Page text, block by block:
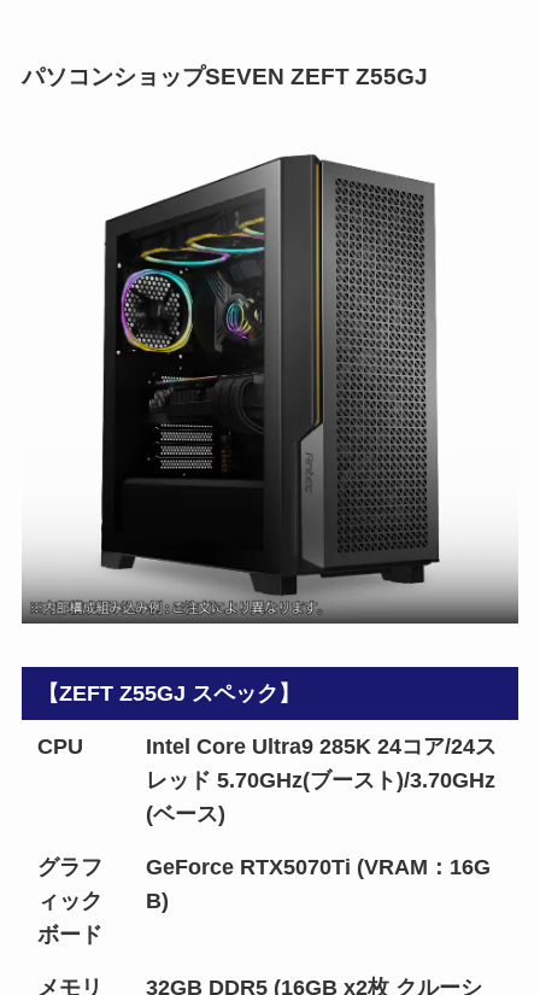
パソコンショップSEVEN ZEFT Z55GJ
【ZEFT Z55GJ スペック】
CPU
Intel Core Ultra9 285K 24コア/24ス
レッド 5.70GHz(ブースト)/3.70GHz
(ベース)
グラフ
ィック
ボード
GeForce RTX5070Ti (VRAM：16G
B)
メモリ 32GB DDR5 (16GB x2枚 クルーシ